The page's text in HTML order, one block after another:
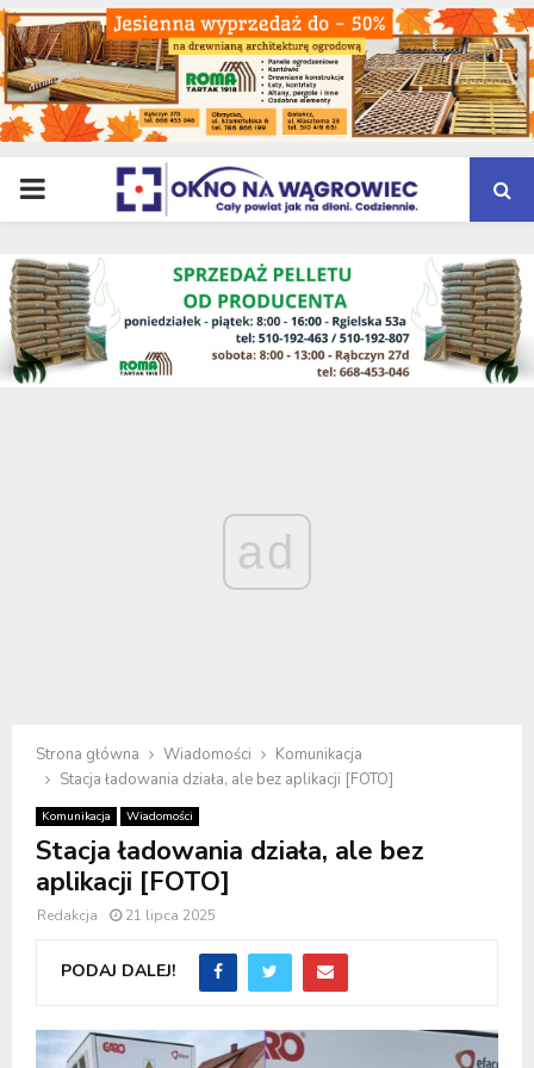
PRIMARY
MENU
ad
Strona główna Wiadomości
Komunikacja
Stacja ładowania działa, ale bez aplikacji [FOTO]
Komunikacja Wiadomości
Stacja ładowania działa, ale bez
aplikacji [FOTO]
Redakcja 21 lipca 2025
PODAJ DALEJ!